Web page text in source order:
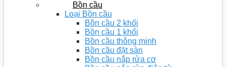
Bồn cầu
Loại Bồn cầu
Bồn cầu 2 khối
Bồn cầu 1 khối
Bồn cầu thông minh
Bồn cầu đặt sàn
Bồn cầu nắp rửa cơ